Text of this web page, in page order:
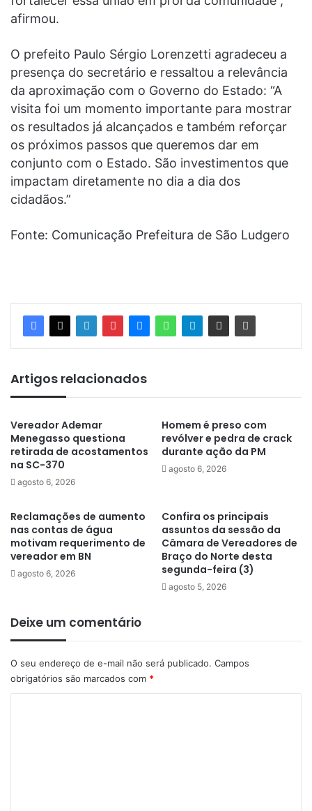
afirmou.
O prefeito Paulo Sérgio Lorenzetti agradeceu a
presença do secretário e ressaltou a relevância
da aproximação com o Governo do Estado: “A
visita foi um momento importante para mostrar
os resultados já alcançados e também reforçar
os próximos passos que queremos dar em
conjunto com o Estado. São investimentos que
impactam diretamente no dia a dia dos
cidadãos.”
Fonte: Comunicação Prefeitura de São Ludgero
Artigos relacionados
Vereador Ademar
Menegasso questiona
retirada de acostamentos
na SC-370
agosto 6, 2026
Homem é preso com
revólver e pedra de crack
durante ação da PM
agosto 6, 2026
Reclamações de aumento
nas contas de água
motivam requerimento de
vereador em BN
agosto 6, 2026
Confira os principais
assuntos da sessão da
Câmara de Vereadores de
Braço do Norte desta
segunda-feira (3)
agosto 5, 2026
Deixe um comentário
O seu endereço de e-mail não será publicado. Campos
obrigatórios são marcados com *